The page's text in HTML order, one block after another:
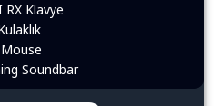
Klavye
Soundbar